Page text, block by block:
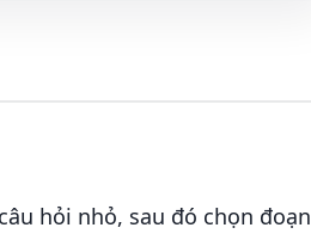
hỏi nhỏ, sau đó chọn đoạn